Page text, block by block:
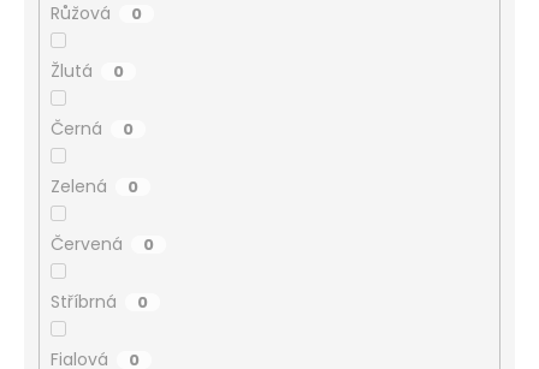
Růžová 0
Žlutá 0
Černá 0
Zelená 0
Červená 0
Stříbrná 0
Fialová 0